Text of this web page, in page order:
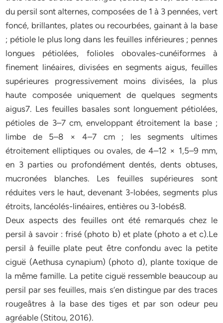
du persil sont alternes, composées de 1 à 3 pennées, vert
foncé, brillantes, plates ou recourbées, gainant à la base
; pétiole le plus long dans les feuilles inférieures ; pennes
longues pétiolées, folioles obovales-cunéiformes à
finement linéaires, divisées en segments aigus, feuilles
supérieures progressivement moins divisées, la plus
haute composée uniquement de quelques segments
aigus7. Les feuilles basales sont longuement pétiolées,
pétioles de 3–7 cm, enveloppant étroitement la base ;
limbe de 5–8 × 4–7 cm ; les segments ultimes
étroitement elliptiques ou ovales, de 4–12 × 1,5–9 mm,
en 3 parties ou profondément dentés, dents obtuses,
mucronées blanches. Les feuilles supérieures sont
réduites vers le haut, devenant 3-lobées, segments plus
étroits, lancéolés-linéaires, entières ou 3-lobés8.
Deux aspects des feuilles ont été remarqués chez le
persil à savoir : frisé (photo b) et plate (photo a et c).Le
persil à feuille plate peut être confondu avec la petite
ciguë (Aethusa cynapium) (photo d), plante toxique de
la même famille. La petite ciguë ressemble beaucoup au
persil par ses feuilles, mais s’en distingue par des traces
rougeâtres à la base des tiges et par son odeur peu
agréable (Stitou, 2016).